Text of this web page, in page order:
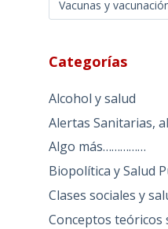
Vacunas y
Categorías
Alcohol y salud
Alertas Sanitarias,
Algo más……………
Biopolítica y Salud
Clases sociales y
Conceptos